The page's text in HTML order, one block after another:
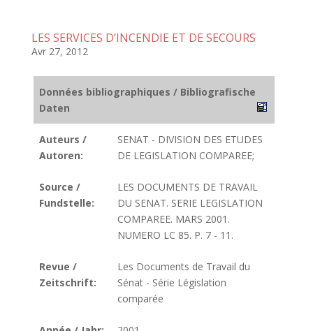
LES SERVICES D’INCENDIE ET DE SECOURS
Avr 27, 2012
Données bibliographiques / Bibliografische
Daten
Auteurs /
Autoren:
SENAT - DIVISION DES ETUDES
DE LEGISLATION COMPAREE;
Source /
Fundstelle:
LES DOCUMENTS DE TRAVAIL
DU SENAT. SERIE LEGISLATION
COMPAREE. MARS 2001.
NUMERO LC 85. P. 7 - 11.
Revue /
Zeitschrift:
Les Documents de Travail du
Sénat - Série Législation
comparée